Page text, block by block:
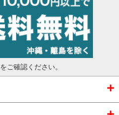
をご確認ください。